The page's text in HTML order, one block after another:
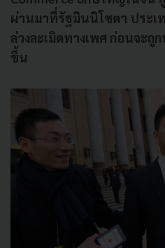
ผ่านมาที่รัฐมินนิโซตา ประเ
ล่วงละเมิดทางเพศ ก่อนจะถู
ขึ้น